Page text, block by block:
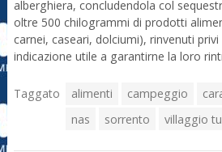
alberghiera, concludendola col
oltre 500 chilogrammi di prodotti
carnei, caseari, dolciumi), rinvenuti
indicazione utile a garantirne la loro
Taggato alimenti campeggio
nas
sorrento villaggio